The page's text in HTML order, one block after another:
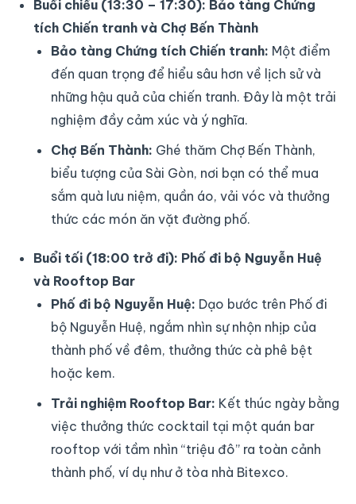
Buổi chiều (13:30 – 17:30): Bảo tàng Chứng
tích Chiến tranh và Chợ Bến Thành
Bảo tàng Chứng tích Chiến tranh: Một điểm
đến quan trọng để hiểu sâu hơn về lịch sử và
những hậu quả của chiến tranh. Đây là một trải
nghiệm đầy cảm xúc và ý nghĩa.
Chợ Bến Thành: Ghé thăm Chợ Bến Thành,
biểu tượng của Sài Gòn, nơi bạn có thể mua
sắm quà lưu niệm, quần áo, vải vóc và thưởng
thức các món ăn vặt đường phố.
Buổi tối (18:00 trở đi): Phố đi bộ Nguyễn Huệ
và Rooftop Bar
Phố đi bộ Nguyễn Huệ: Dạo bước trên Phố đi
bộ Nguyễn Huệ, ngắm nhìn sự nhộn nhịp của
thành phố về đêm, thưởng thức cà phê bệt
hoặc kem.
Trải nghiệm Rooftop Bar: Kết thúc ngày bằng
việc thưởng thức cocktail tại một quán bar
rooftop với tầm nhìn “triệu đô” ra toàn cảnh
thành phố, ví dụ như ở tòa nhà Bitexco.